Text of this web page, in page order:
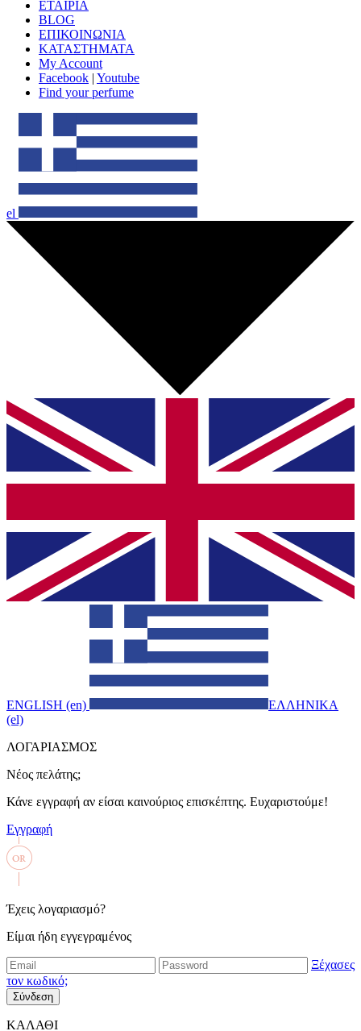
ΕΤΑΙΡΙΑ
BLOG
ΕΠΙΚΟΙΝΩΝΙΑ
ΚΑΤΑΣΤΗΜΑΤΑ
My Account
Facebook | Youtube
Find your perfume
el
ENGLISH (en)
ΕΛΛΗΝΙΚΑ
(el)
ΛΟΓΑΡΙΑΣΜΟΣ
Νέος πελάτης;
Κάνε εγγραφή αν είσαι καινούριος επισκέπτης. Ευχαριστούμε!
Εγγραφή
Έχεις λογαριασμό?
Είμαι ήδη εγγεγραμένος
Ξέχασες
τον κωδικό;
Σύνδεση
ΚΑΛΑΘΙ